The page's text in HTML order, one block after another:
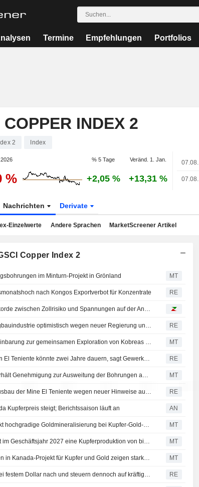
Termine Empfehlungen Portfolios
INDEX 2
2 Index
% 5 Tage Veränd. 1. Jan.
% +2,05 % +13,31 %
07.08.
07.08.
Nachrichten Derivate
Einzelwerte Andere Sprachen MarketScreener Artikel
Copper Index 2
im Minturn-Projekt in Grönland MT
nach Kongos Exportverbot für Konzentrate RE
Kupfer erreicht neue Rekorde zwischen Zollrisiko und Spannungen auf der Angebotsseite
Kolumbiens Öl- und Bergbauindustrie optimistisch wegen neuer Regierung und fordert rasche Änderungen RE
BHP Group schließt Vereinbarung zur gemeinsamen Exploration von Kobreas Kupferprojekten in Argentinien MT
Codelcos Projektpause in El Teniente könnte zwei Jahre dauern, sagt Gewerkschaft RE
Strategic Minerals Unit erhält Genehmigung zur Ausweitung der Bohrungen am Redmoor-Wolfram-Zinn-Kupfer-Projekt in Großbritannien MT
Chiles Codelco stoppt Ausbau der Mine El Teniente wegen neuer Hinweise auf seismisches Risiko RE
Kupferpreis steigt; Berichtssaison läuft an AN
Solstice Minerals entdeckt hochgradige Goldmineralisierung bei Kupfer-Gold-Projekt in Westaustralien MT
Aeris Resources erwartet im Geschäftsjahr 2027 eine Kupferproduktion von bis zu 27.000 Tonnen MT
FireFly Metals: Bohrungen in Kanada-Projekt für Kupfer und Gold zeigen starke Kontinuität der Mineralisierung und hohe Gehalte MT
LatAm-Anlagen geben bei festem Dollar nach und steuern dennoch auf kräftige Monatsgewinne zu RE